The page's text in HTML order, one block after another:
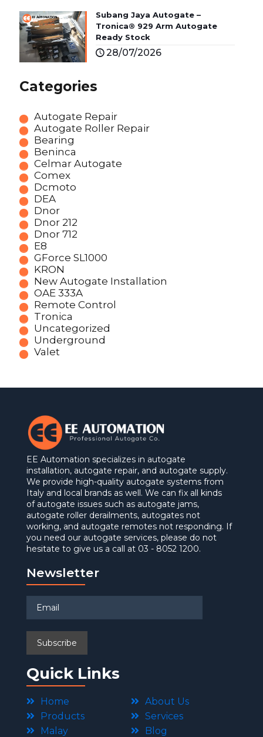
Subang Jaya Autogate –
Tronica® 929 Arm Autogate
Ready Stock
28/07/2026
Categories
Autogate Repair
Autogate Roller Repair
Bearing
Beninca
Celmar Autogate
Comex
Dcmoto
DEA
Dnor
Dnor 212
Dnor 712
E8
GForce SL1000
KRON
New Autogate Installation
OAE 333A
Remote Control
Tronica
Uncategorized
Underground
Valet
EE Automation specializes in autogate
installation, autogate repair, and autogate supply.
We provide high-quality autogate systems from
Italy and local brands as well. We can fix all kinds
of autogate issues such as autogate jams,
autogate roller derailments, autogates not
working, and autogate remotes not responding. If
you need our autogate services, please do not
hesitate to give us a call at 03 - 8052 1200.
Newsletter
Quick Links
Home
About Us
Products
Services
Malay
Blog